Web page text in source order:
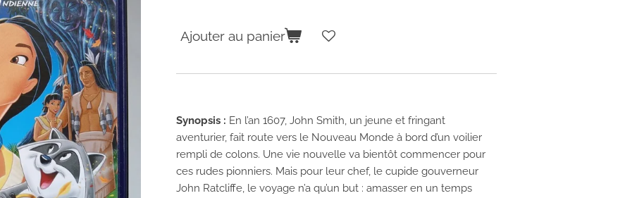
Ajouter au panier
Synopsis : En l’an 1607, John Smith, un jeune et fringant
aventurier, fait route vers le Nouveau Monde à bord d’un voilier
rempli de colons. Une vie nouvelle va bientôt commencer pour
ces rudes pionniers. Mais pour leur chef, le cupide gouverneur
John Ratcliffe, le voyage n’a qu’un but : amasser en un temps